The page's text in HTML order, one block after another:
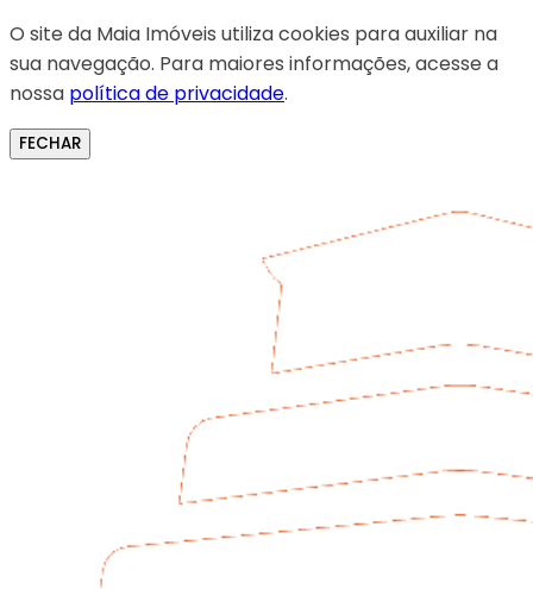
O site da Maia Imóveis utiliza cookies para auxiliar na
sua navegação. Para maiores informações, acesse a
nossa política de privacidade.
FECHAR